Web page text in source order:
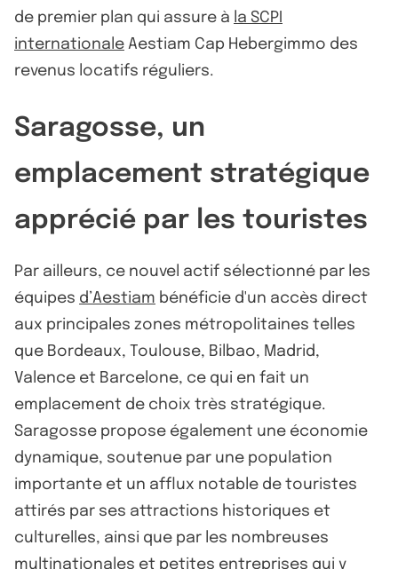
de premier plan qui assure à la SCPI
internationale Aestiam Cap Hebergimmo des
revenus locatifs réguliers.
Saragosse, un
emplacement stratégique
apprécié par les touristes
Par ailleurs, ce nouvel actif sélectionné par les
équipes d’Aestiam bénéficie d'un accès direct
aux principales zones métropolitaines telles
que Bordeaux, Toulouse, Bilbao, Madrid,
Valence et Barcelone, ce qui en fait un
emplacement de choix très stratégique.
Saragosse propose également une économie
dynamique, soutenue par une population
importante et un afflux notable de touristes
attirés par ses attractions historiques et
culturelles, ainsi que par les nombreuses
multinationales et petites entreprises qui y